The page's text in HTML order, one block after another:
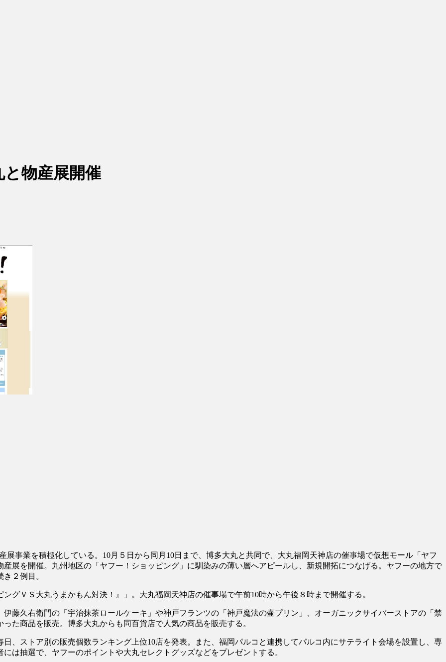
物産展開催
展事業を積極化している。10月５日から同月10日まで、博多大丸と共同で、大丸福岡天神店の催事場で仮想モール「ヤフ
展を開催。九州地区の「ヤフー！ショッピング」に馴染みの薄い層へアピールし、新規開拓につなげる。ヤフーの地方で
２例目。
グＶＳ大丸うまかもん対決！』」。大丸福岡天神店の催事場で午前10時から午後８時まで開催する。
藤久右衛門の「宇治抹茶ロールケーキ」や神戸フランツの「神戸魔法の壷プリン」、オーガニックサイバーストアの「禁
た商品を販売。博多大丸からも同百貨店で人気の商品を販売する。
、ストア別の販売個数ランキング上位10店を発表。また、福岡パルコと連携してパルコ内にサテライト会場を設置し、専
は抽選で、ヤフーのポイントや大丸セレクトグッズなどをプレゼントする。